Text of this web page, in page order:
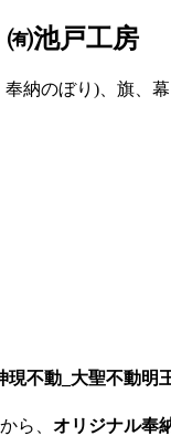
池戸工房
納のぼり)、旗、
不動_大聖不動
ら、 オリジナル奉